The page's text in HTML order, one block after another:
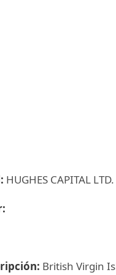
HUGHES CAPITAL LTD.
British Virgin